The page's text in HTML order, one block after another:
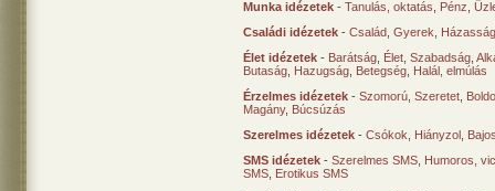
Munka idézetek - Tanulás, oktatás Pénz
Családi idézetek - Család Gyerek
Élet idézetek - Barátság Élet Szabadság
Butaság Hazugság Betegség Halál, elmúlás
Érzelmes idézetek - Szomorú Szeretet
Magány, Búcsúzás
Szerelmes idézetek - Csókok Hiányzol
SMS idézetek - Szerelmes SMS Humoros,
SMS Erotikus SMS